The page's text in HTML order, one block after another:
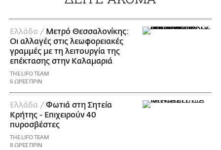
Ελλάδα / Μετρό Θεσσαλονίκης:
Οι αλλαγές στις λεωφορειακές
γραμμές με τη λειτουργία της
επέκτασης στην Καλαμαριά
THE LIFO TEAM
6 ΩΡΕΣ ΠΡΙΝ
Ελλάδα /Φωτιά στη Σητεία
Κρήτης - Επιχειρούν 40
πυροσβέστες
THE LIFO TEAM
8 ΩΡΕΣ ΠΡΙΝ